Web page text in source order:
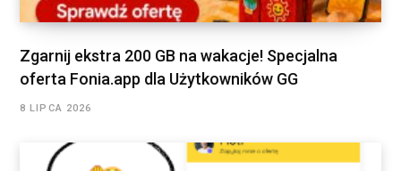
Zgarnij ekstra 200 GB na wakacje! Specjalna
oferta Fonia.app dla Użytkowników GG
8 LIPCA 2026